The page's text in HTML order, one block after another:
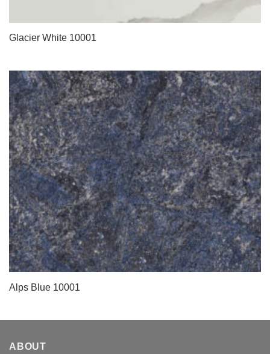
Glacier White 10001
Alps Blue 10001
ABOUT